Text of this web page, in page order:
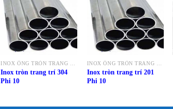
Inox tròn trang trí 304
Phi 10
Inox tròn trang trí 201
Phi 10